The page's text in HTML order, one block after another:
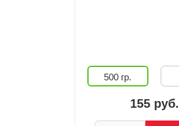
500 гр.
155 руб.